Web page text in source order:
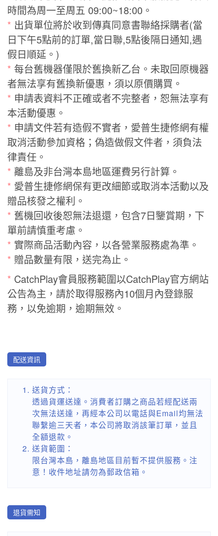
時間為周一至周五 09:00~18:00。
* 出貨單位將於收到傳真同意書聯絡採購者(當
日下午5點前的訂單,當日聯,5點後隔日通知,遇
假日順延。)
* 每台舊機器僅限於舊換新乙台。未取回原機器
者無法享有舊換新優惠，須以原價購買。
* 申請表資料不正確或者不完整者，恕無法享有
本活動優惠。
* 申請文件若有造假不實者，愛普生捷修網有權
取消活動參加資格；偽造做假文件者，須負法
律責任。
* 離島及非台灣本島地區運費另行計算。
* 愛普生捷修網保有更改細節或取消本活動以及
贈品核發之權利。
* 舊機回收後恕無法退還，包含7日鑒賞期，下
單前請慎重考慮。
* 實際商品活動內容，以各營業服務處為準。
* 贈品數量有限，送完為止。
* CatchPlay會員服務範圍以CatchPlay官方網站
公告為主，請於取得服務內10個月內登錄服
務，以免逾期，逾期無效。
配送資訊
送貨方式：
透過貨運送達。消費者訂購之商品若經配送兩
次無法送達，再經本公司以電話與Email均無法
聯繫逾三天者，本公司將取消該筆訂單，並且
全額退款。
送貨範圍：
限台灣本島，離島地區目前暫不提供服務。注
意！收件地址請勿為郵政信箱。
退貨需知